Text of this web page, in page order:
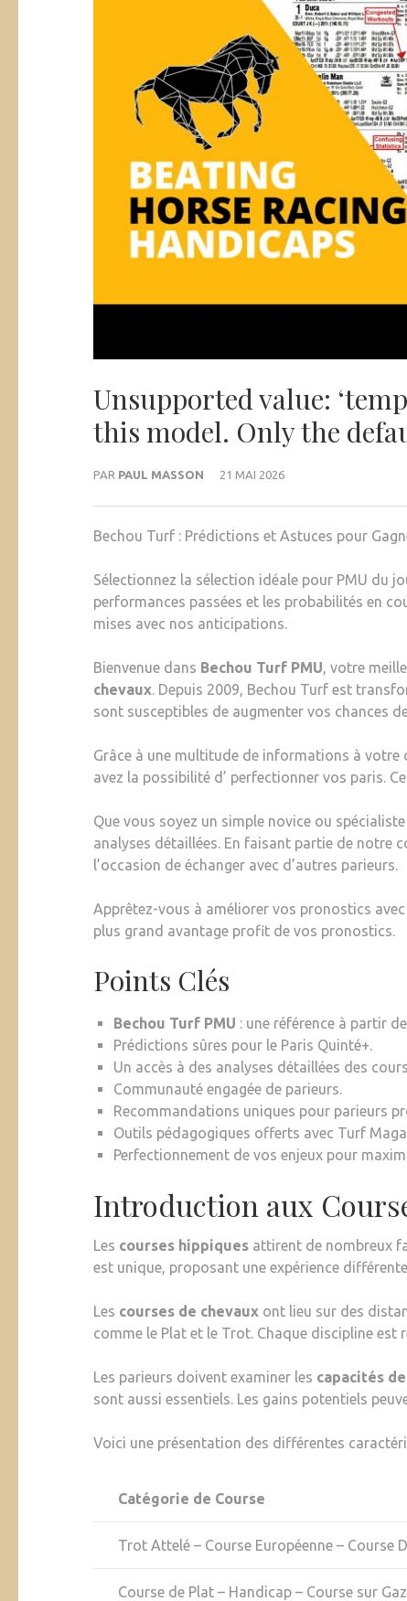
Unsupported value:
this model. Only the
PAR PAUL MASSON 21 MAI 2026
Bechou Turf : Prédictions et Astuces pour
Sélectionnez la sélection idéale pour PMU du
performances passées et les probabilités en
mises avec nos anticipations.
Bienvenue dans Bechou Turf PMU, votre
chevaux. Depuis 2009, Bechou Turf est
sont susceptibles de augmenter vos chances
Grâce à une multitude de informations à
avez la possibilité d’ perfectionner vos paris.
Que vous soyez un simple novice ou
analyses détaillées. En faisant partie de notre
l’occasion de échanger avec d’autres parieurs.
Apprêtez-vous à améliorer vos pronostics
plus grand avantage profit de vos pronostics.
Points Clés
Bechou Turf PMU : une référence à partir
Prédictions sûres pour le Paris Quinté+.
Un accès à des analyses détaillées des
Communauté engagée de parieurs.
Recommandations uniques pour parieurs
Outils pédagogiques offerts avec Turf
Perfectionnement de vos enjeux pour
Introduction aux
Les courses hippiques attirent de nombreux
est unique, proposant une expérience
Les courses de chevaux ont lieu sur des
comme le Plat et le Trot. Chaque discipline est
Les parieurs doivent examiner les capacités
sont aussi essentiels. Les gains potentiels
Voici une présentation des différentes
Catégorie de Course
Trot Attelé – Course Européenne – Course D
Course de Plat – Handicap – Course sur